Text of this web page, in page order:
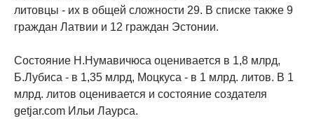
литовцы - их в общей сложности 29. В списке также 9
граждан Латвии и 12 граждан Эстонии.
Состояние Н.Нумавичюса оценивается в 1,8 млрд,
Б.Лубиса - в 1,35 млрд, Моцкуса - в 1 млрд. литов. В 1
млрд. литов оценивается и состояние создателя
getjar.com Ильи Лаурса.